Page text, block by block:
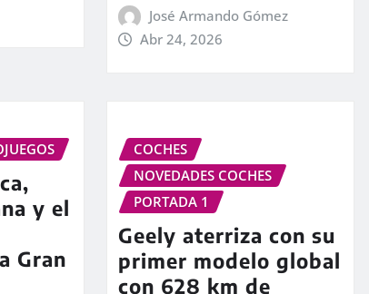
José Armando Gómez
Abr 24, 2026
y el
Gran
COCHES
NOVEDADES COCHES
PORTADA 1
Geely aterriza con su
primer modelo global
con 628 km de